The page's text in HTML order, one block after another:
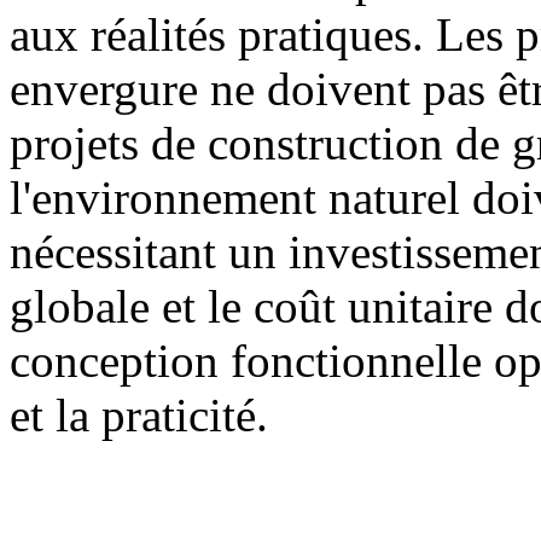
aux réalités pratiques. Les
envergure ne doivent pas
projets de construction de
l'environnement naturel
nécessitant un
globale et le coût unitaire
conception fonctionnelle
et la praticité.